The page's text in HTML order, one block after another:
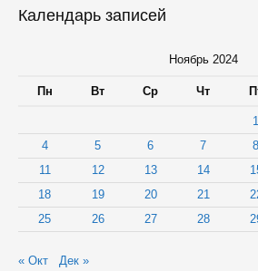
марка»
Календарь записей
Ноябрь 2024
Пн Вт Ср Чт
1
4
5 6 7 8
11
12 13 14
18
19 20 21
25
26 27 28
« Окт Дек »